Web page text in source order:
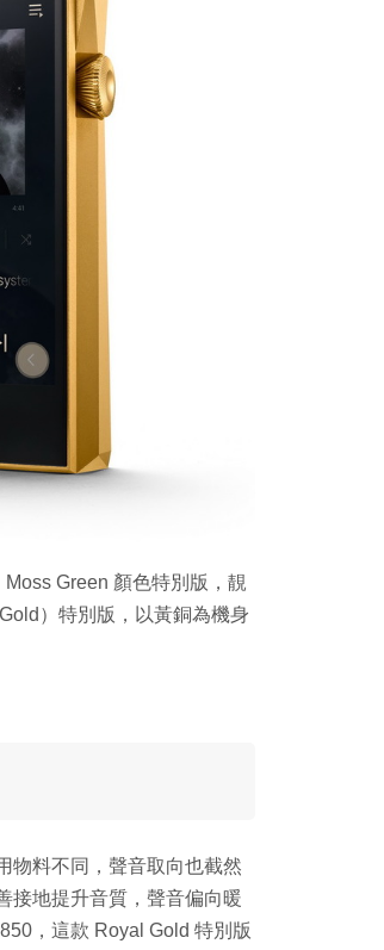
Green 顏色特別版，靚
）特別版，以黃銅為機身
物料不同，聲音取向也截然
接地提升音質，聲音偏向暖
，這款 Royal Gold 特別版